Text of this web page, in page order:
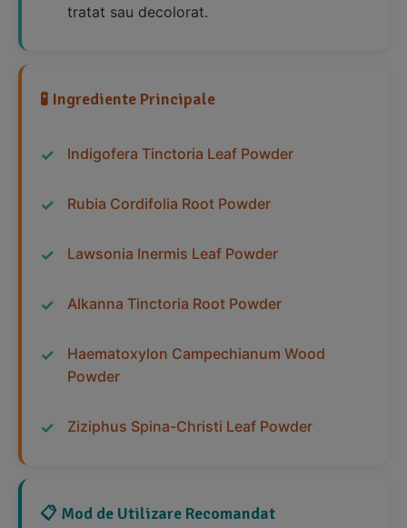
tratat sau decolorat.
🧪 Ingrediente Principale
Indigofera Tinctoria Leaf Powder
Rubia Cordifolia Root Powder
Lawsonia Inermis Leaf Powder
Alkanna Tinctoria Root Powder
Haematoxylon Campechianum Wood
Powder
Ziziphus Spina-Christi Leaf Powder
📋 Mod de Utilizare Recomandat